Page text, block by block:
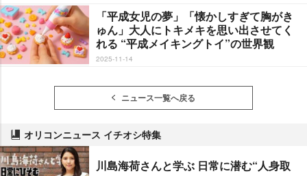
「平成女児の夢」「懐かしすぎて胸がき
ゅん」大人にトキメキを思い出させてく
れる “平成メイキングトイ”の世界観
2025-11-14
ニュース一覧へ戻る
オリコンニュース イチオシ特集
川島海荷さんと学ぶ 日常に潜む“人身取